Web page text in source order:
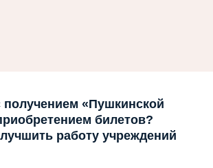
«Пушкинской
билетов?
работу учреждений